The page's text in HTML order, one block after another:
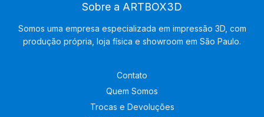
Sobre a ARTBOX3D
Somos uma empresa especializada em impressão 3D, com
produção própria, loja física e showroom em São Paulo.
Contato
Quem Somos
Trocas e Devoluções